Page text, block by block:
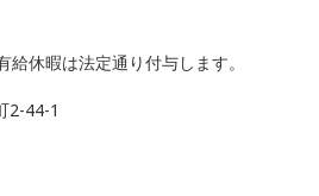
休暇は法定通り付与します。
2-44-1